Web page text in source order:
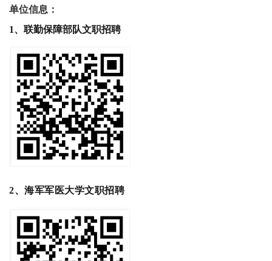
单位信息：
1、联勤保障部队文职招聘
2、海军军医大学文职招聘